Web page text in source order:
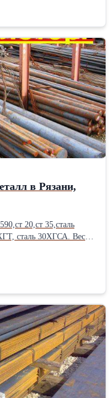
резка, отгрузка
в наличии стальная
полоса , квадрат ,
двутавр, оцинковка,
Сертификаты на
Металл можно купить
с организациями и
.Производитель: ММК
Марка металла: Ст 45
Стальной
в Рязани,
20,ст 35,сталь
сталь 30ХГСА. Вес
сталь 20, от 12 мм
круга, в размер, с
ЧПУ, отгрузка
в наличии стальная
, квадрат , круглая
, оцинковка, швеллер ,
14; 16; 18; 20; 22; 25;
52; 54; 56; 60; 65; 70;
150; 160; 170; 180; 190;
340;
Россия Марка
ГОСТ: